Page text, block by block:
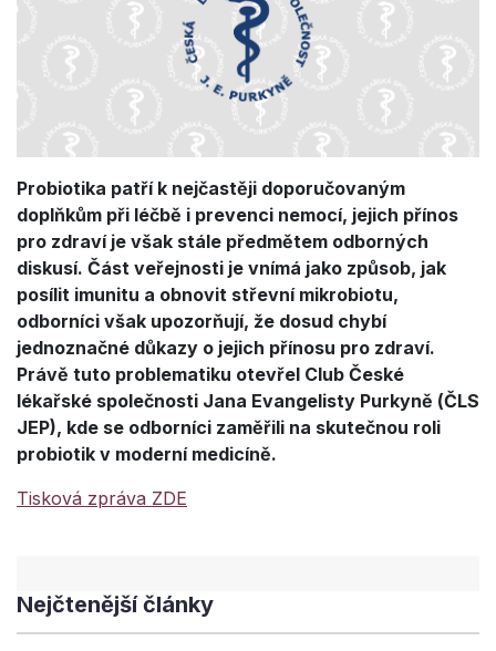
Probiotika patří k nejčastěji doporučovaným
doplňkům při léčbě i prevenci nemocí, jejich přínos
pro zdraví je však stále předmětem odborných
diskusí. Část veřejnosti je vnímá jako způsob, jak
posílit imunitu a obnovit střevní mikrobiotu,
odborníci však upozorňují, že dosud chybí
jednoznačné důkazy o jejich přínosu pro zdraví.
Právě tuto problematiku otevřel Club České
lékařské společnosti Jana Evangelisty Purkyně (ČLS
JEP), kde se odborníci zaměřili na skutečnou roli
probiotik v moderní medicíně.
Tisková zpráva ZDE
Nejčtenější články